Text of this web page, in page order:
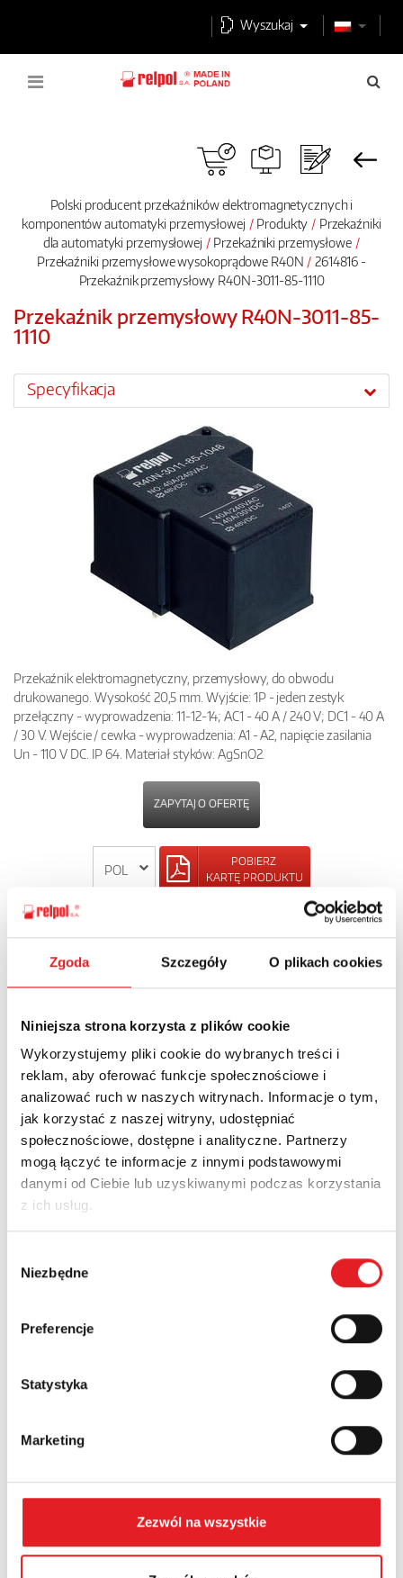
Zgoda Szczegóły O plikach cookies
Niniejsza strona korzysta z plików cookie
Wykorzystujemy pliki cookie do wybranych treści i
reklam, aby oferować funkcje społecznościowe i
analizować ruch w naszych witrynach. Informacje o tym,
jak korzystać z naszej witryny, udostępniać
społecznościowe, dostępne i analityczne. Partnerzy
mogą łączyć te informacje z innymi podstawowymi
danymi od Ciebie lub uzyskiwanymi podczas korzystania
z ich usług.
zgody
Niezbędne
Preferencje
Statystyka
Marketing
Zezwól na wszystkie
Wyszukaj
Polski producent przekaźników elektromagnetycznych i
komponentów automatyki przemysłowej
Produkty
Przekaźniki
dla automatyki przemysłowej
Przekaźniki przemysłowe
Przekaźniki przemysłowe wysokoprądowe R40N
2614816 -
Przekaźnik przemysłowy R40N-3011-85-1110
Przekaźnik przemysłowy R40N-3011-85-
1110
Specyfikacja
Przekaźnik elektromagnetyczny, przemysłowy, do obwodu
drukowanego. Wysokość 20,5 mm. Wyjście: 1P - jeden zestyk
przełączny - wyprowadzenia: 11-12-14; AC1 - 40 A / 240 V; DC1 - 40 A
/ 30 V. Wejście / cewka - wyprowadzenia: A1 - A2, napięcie zasilania
Un - 110 V DC. IP 64. Materiał styków: AgSnO2.
ZAPYTAJ O OFERTĘ
POBIERZ
KARTĘ PRODUKTU
Zapytaj o szczegóły oferty
Imię i nazwisko: *
Adres e-mail: *
Treść: *
Wyrażam zgodę na przetwarzanie moich danych